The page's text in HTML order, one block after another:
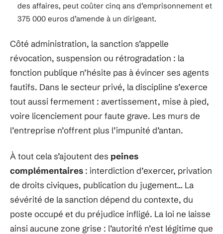
des affaires, peut coûter cinq ans d’emprisonnement et
375 000 euros d’amende à un dirigeant.
Côté administration, la sanction s’appelle
révocation, suspension ou rétrogradation : la
fonction publique n’hésite pas à évincer ses agents
fautifs. Dans le secteur privé, la discipline s’exerce
tout aussi fermement : avertissement, mise à pied,
voire licenciement pour faute grave. Les murs de
l’entreprise n’offrent plus l’impunité d’antan.
À tout cela s’ajoutent des peines
complémentaires : interdiction d’exercer, privation
de droits civiques, publication du jugement… La
sévérité de la sanction dépend du contexte, du
poste occupé et du préjudice infligé. La loi ne laisse
ainsi aucune zone grise : l’autorité n’est légitime que